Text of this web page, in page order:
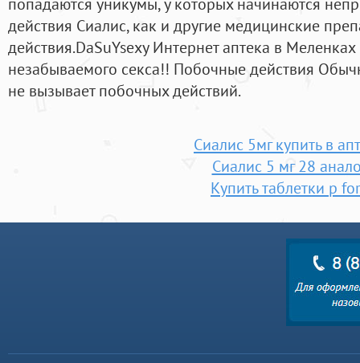
действия Сиалис, как и другие медицинские
действия.DaSuYsexy Интернет аптека в
незабываемого секса!! Побочные действия
не вызывает побочных действий.
Сиалис 5мг купить в
Сиалис 5 мг 28
Купить таблетки p